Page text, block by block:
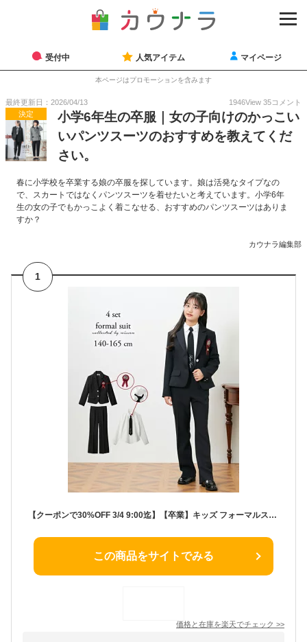
受付中 人気アイテム マイページ
本ページはプロモーションを含みます
最終更新日：2026/04/13 1946View 35コメント
決定
小学6年生の卒服｜女の子向けのかっこい
いパンツスーツのおすすめを教えてくだ
さい。
春に小学校を卒業する娘の卒服を探しています。娘は活発なタイプなの
で、スカートではなくパンツスーツを着せたいと考えています。小学6年
生の女の子でもかっこよく着こなせる、おすすめのパンツスーツはありま
すか？
カウナラ編集部
1
【クーポンで30%OFF 3/4 9:00迄】【卒業】キッズ フォーマルスーツ 4点セット ジャケット+ブラウス+ロングパンツ+ネクタイ パンツスーツ 入学式 卒業式 発表会 結婚式 女の子 子供服 子ども こども ジュニア ティーンズ 小学生 ニッセン nissen 140 150 160 165 春服 卒服
この商品をサイトでみる
価格と在庫を楽天でチェック >>